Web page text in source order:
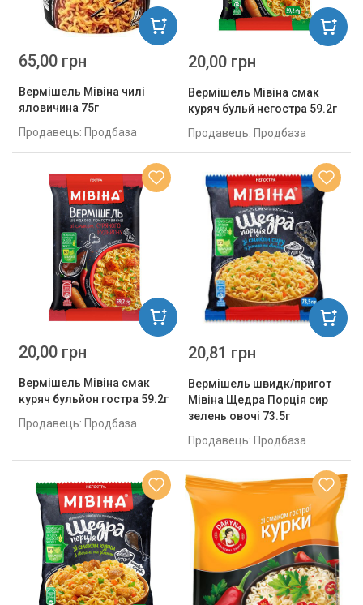
Вермішель Мівіна чилі
яловичина 75г
Продавець: Продбаза
65,00 грн
Вермішель Мівіна смак
куряч бульй негостра 59.2г
Продавець: Продбаза
20,00 грн
Вермішель Мівіна смак
куряч бульйон гостра 59.2г
Продавець: Продбаза
20,00 грн
Вермішель швидк/пригот
Мівіна Щедра Порція сир
зелень овочі 73.5г
Продавець: Продбаза
20,81 грн